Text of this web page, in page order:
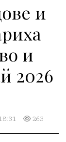
и
и
2026
263